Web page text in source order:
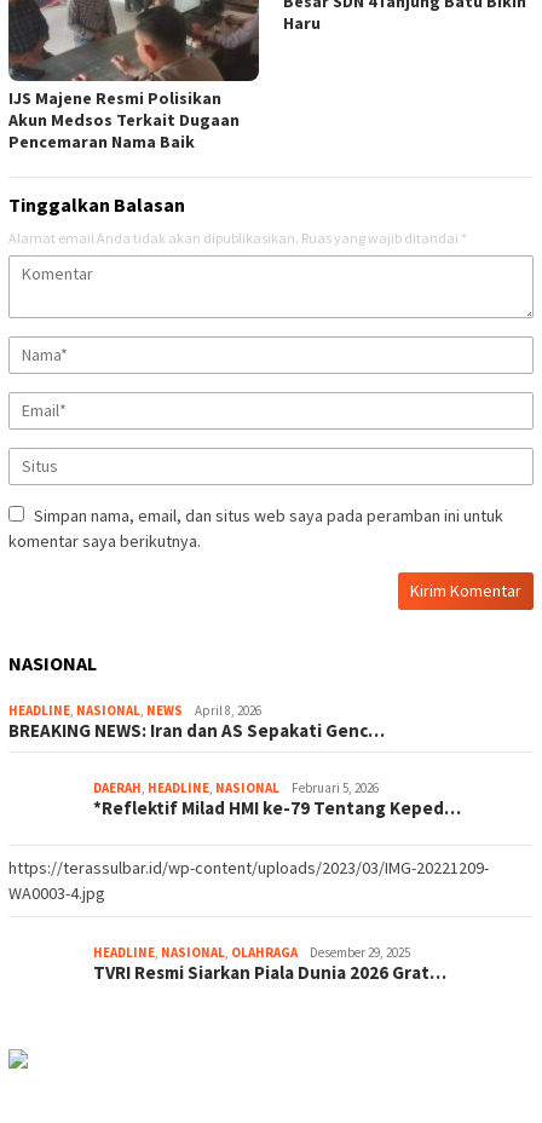
IJS Majene Resmi Polisikan
Akun Medsos Terkait Dugaan
Pencemaran Nama Baik
Haru
Tinggalkan Balasan
Alamat email Anda tidak akan dipublikasikan. Ruas yang wajib ditandai *
Simpan nama, email, dan situs web saya pada peramban ini untuk
komentar saya berikutnya.
NASIONAL
HEADLINE, NASIONAL, NEWS April 8, 2026
BREAKING NEWS: Iran dan AS Sepakati Genc…
DAERAH, HEADLINE, NASIONAL Februari 5, 2026
*Reflektif Milad HMI ke-79 Tentang Keped…
https://terassulbar.id/wp-content/uploads/2023/03/IMG-20221209-
WA0003-4.jpg
HEADLINE, NASIONAL, OLAHRAGA Desember 29, 2025
TVRI Resmi Siarkan Piala Dunia 2026 Grat…